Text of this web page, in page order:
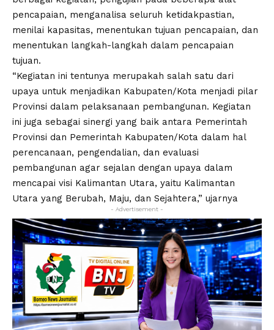
pencapaian, menganalisa seluruh ketidakpastian,
menilai kapasitas, menentukan tujuan pencapaian, dan
menentukan langkah-langkah dalam pencapaian
tujuan.
“Kegiatan ini tentunya merupakah salah satu dari
upaya untuk menjadikan Kabupaten/Kota menjadi pilar
Provinsi dalam pelaksanaan pembangunan. Kegiatan
ini juga sebagai sinergi yang baik antara Pemerintah
Provinsi dan Pemerintah Kabupaten/Kota dalam hal
perencanaan, pengendalian, dan evaluasi
pembangunan agar sejalan dengan upaya dalam
mencapai visi Kalimantan Utara, yaitu Kalimantan
Utara yang Berubah, Maju, dan Sejahtera,” ujarnya
- Advertisement -